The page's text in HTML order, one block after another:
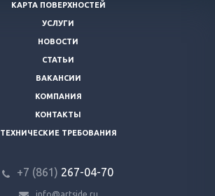
КАРТА ПОВЕРХНОСТЕЙ
УСЛУГИ
НОВОСТИ
СТАТЬИ
ВАКАНСИИ
КОМПАНИЯ
КОНТАКТЫ
ТЕХНИЧЕСКИЕ ТРЕБОВАНИЯ
+7 (861) 267-04-70